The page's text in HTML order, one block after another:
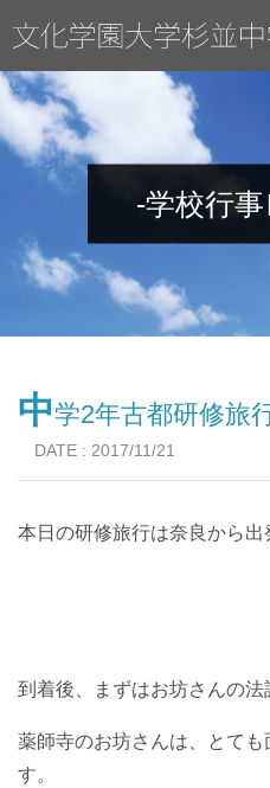
-学校行
中学2年古都研修旅
DATE : 2017/11/21
本日の研修旅行は奈良から出
到着後、まずはお坊さんの法
薬師寺のお坊さんは、とて
す。